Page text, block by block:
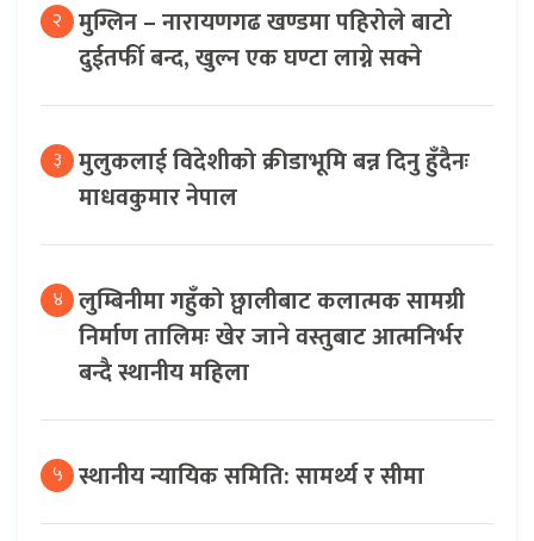
२ मुग्लिन – नारायणगढ खण्डमा पहिरोले बाटो
दुईतर्फी बन्द, खुल्न एक घण्टा लाग्ने सक्ने
३ मुलुकलाई विदेशीको क्रीडाभूमि बन्न दिनु हुँदैनः
माधवकुमार नेपाल
४ लुम्बिनीमा गहुँको छ्वालीबाट कलात्मक सामग्री
निर्माण तालिमः खेर जाने वस्तुबाट आत्मनिर्भर
बन्दै स्थानीय महिला
५ स्थानीय न्यायिक समिति: सामर्थ्य र सीमा